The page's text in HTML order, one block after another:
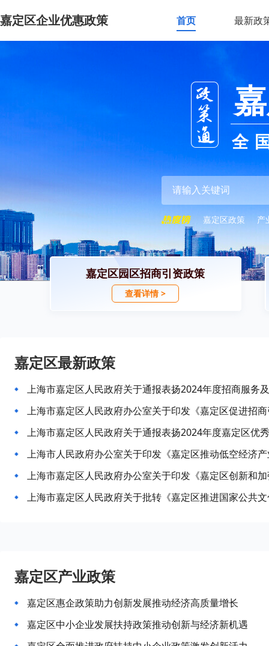
嘉定区企业优惠政策 首页 最新政
全
嘉定区政策 产
嘉定区园区招商引资政策
查看详情 >
嘉定区最新政策
上海市嘉定区人民政府关于通报表扬2024年度嘉定区优
上海市人民政府办公室关于印发《嘉定区推动低空经济
嘉定区产业政策
嘉定区惠企政策助力创新发展推动经济高质量增长
嘉定区中小企业发展扶持政策推动创新与经济新机遇